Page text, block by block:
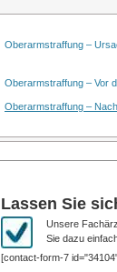
Oberarmstraffung –
Oberarmstraffung – Vor
Oberarmstraffung –
Lassen Sie
Unsere
Sie dazu
[contact-form-7